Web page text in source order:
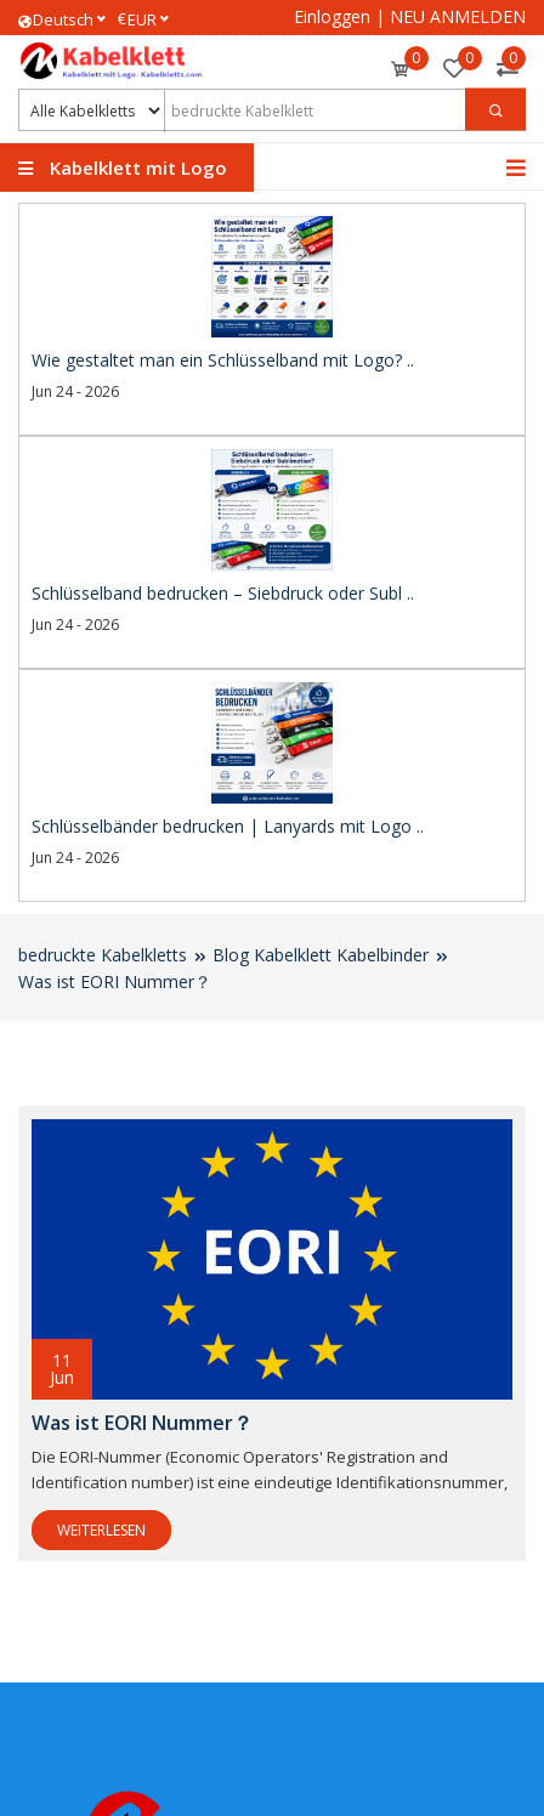
Deutsch €EUR Einloggen | NEU ANMELDEN
0 0 0
Kabelklett mit Logo
Wie gestaltet man ein Schlüsselband mit Logo? ..
Jun 24 - 2026
Schlüsselband bedrucken – Siebdruck oder Subl ..
Jun 24 - 2026
Schlüsselbänder bedrucken | Lanyards mit Logo ..
Jun 24 - 2026
bedruckte Kabelkletts
Blog Kabelklett Kabelbinder
Was ist EORI Nummer？
11
Jun
Was ist EORI Nummer？
Die EORI-Nummer (Economic Operators' Registration and
Identification number) ist eine eindeutige Identifikationsnummer,
WEITERLESEN